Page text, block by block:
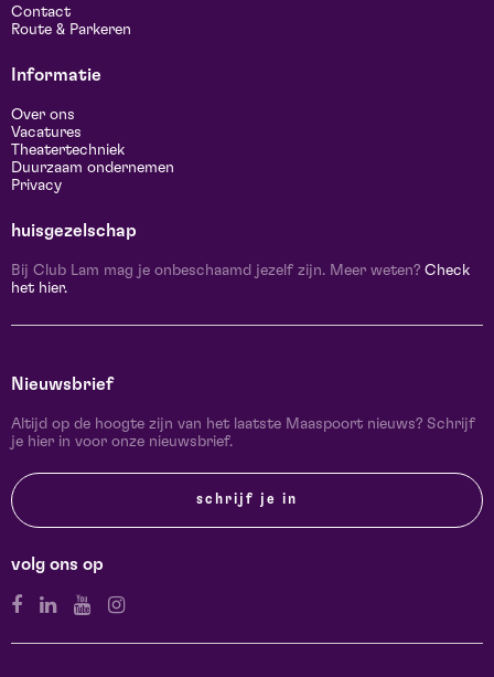
Contact
Route & Parkeren
Informatie
Over ons
Vacatures
Theatertechniek
Duurzaam ondernemen
Privacy
huisgezelschap
Bij Club Lam mag je onbeschaamd jezelf zijn. Meer weten? Check
het hier.
Nieuwsbrief
Altijd op de hoogte zijn van het laatste Maaspoort nieuws? Schrijf
je hier in voor onze nieuwsbrief.
schrijf je in
volg ons op